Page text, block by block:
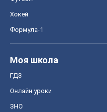
Хокей
Формула-1
Моя школа
ГДЗ
Онлайн уроки
ЗНО